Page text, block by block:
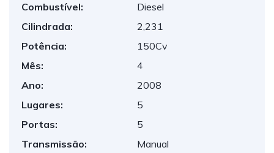
Combustível:
Diesel
Cilindrada:
2,231
Potência:
150Cv
Mês:
4
Ano:
2008
Lugares:
5
Portas:
5
Transmissão:
Manual